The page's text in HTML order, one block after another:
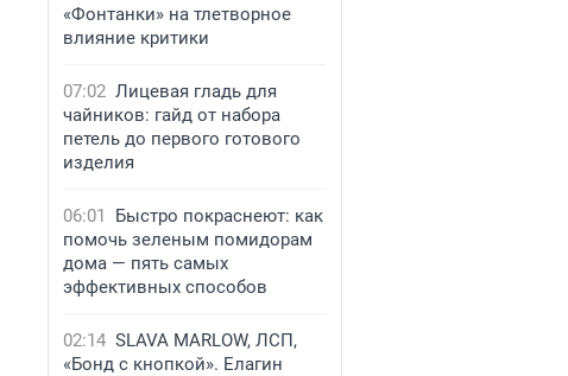
«Фонтанки» на тлетворное
влияние критики
07:02 Лицевая гладь для
чайников: гайд от набора
петель до первого готового
изделия
06:01
Быстро покраснеют: как
помочь зеленым помидорам
дома — пять самых
эффективных способов
02:14 SLAVA MARLOW, ЛСП,
«Бонд с кнопкой». Елагин